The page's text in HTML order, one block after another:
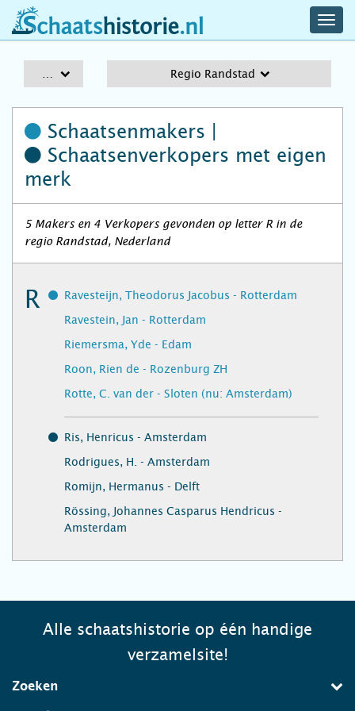
schaatshistorie.nl
Regio Randstad
Schaatsenmakers |
Schaatsenverkopers met eigen
merk
5 Makers en 4 Verkopers gevonden op letter R in de
regio Randstad, Nederland
R
Ravesteijn, Theodorus Jacobus - Rotterdam
Ravestein, Jan - Rotterdam
Riemersma, Yde - Edam
Roon, Rien de - Rozenburg ZH
Rotte, C. van der - Sloten (nu: Amsterdam)
Ris, Henricus - Amsterdam
Rodrigues, H. - Amsterdam
Romijn, Hermanus - Delft
Rössing, Johannes Casparus Hendricus -
Amsterdam
Alle schaatshistorie op één handige
verzamelsite!
Zoeken